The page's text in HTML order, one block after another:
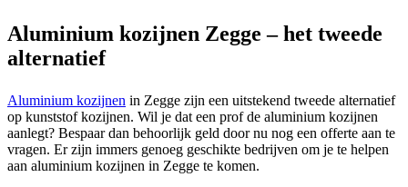
Aluminium kozijnen Zegge – het tweede
alternatief
Aluminium kozijnen in Zegge zijn een uitstekend tweede alternatief
op kunststof kozijnen. Wil je dat een prof de aluminium kozijnen
aanlegt? Bespaar dan behoorlijk geld door nu nog een offerte aan te
vragen. Er zijn immers genoeg geschikte bedrijven om je te helpen
aan aluminium kozijnen in Zegge te komen.